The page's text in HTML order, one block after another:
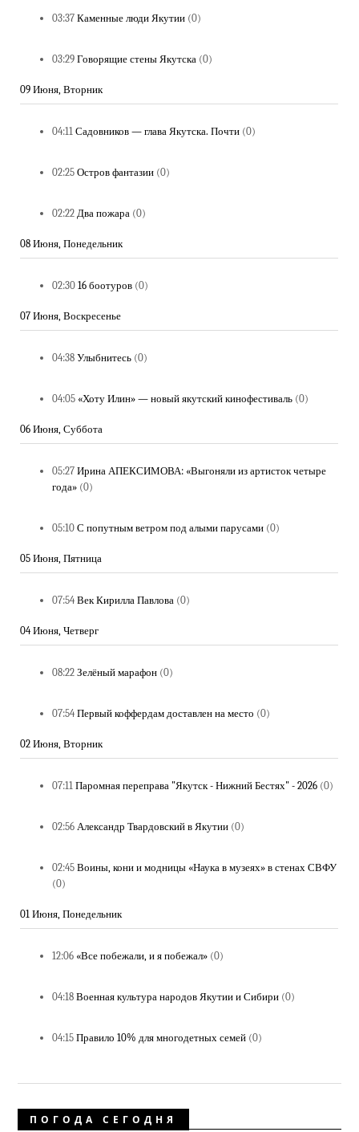
03:37 Каменные люди Якутии (0)
03:29 Говорящие стены Якутска (0)
09 Июня, Вторник
04:11 Садовников — глава Якутска. Почти (0)
02:25 Остров фантазии (0)
02:22 Два пожара (0)
08 Июня, Понедельник
02:30 16 боотуров (0)
07 Июня, Воскресенье
04:38 Улыбнитесь (0)
04:05 «Хоту Илин» — новый якутский кинофестиваль (0)
06 Июня, Суббота
05:27 Ирина АПЕКСИМОВА: «Выгоняли из артисток четыре
года» (0)
05:10 С попутным ветром под алыми парусами (0)
05 Июня, Пятница
07:54 Век Кирилла Павлова (0)
04 Июня, Четверг
08:22 Зелёный марафон (0)
07:54 Первый коффердам доставлен на место (0)
02 Июня, Вторник
07:11 Паромная переправа "Якутск - Нижний Бестях" - 2026 (0)
02:56 Александр Твардовский в Якутии (0)
02:45 Воины, кони и модницы «Наука в музеях» в стенах СВФУ
(0)
01 Июня, Понедельник
12:06 «Все побежали, и я побежал» (0)
04:18 Военная культура народов Якутии и Сибири (0)
04:15 Правило 10% для многодетных семей (0)
ПОГОДА СЕГОДНЯ